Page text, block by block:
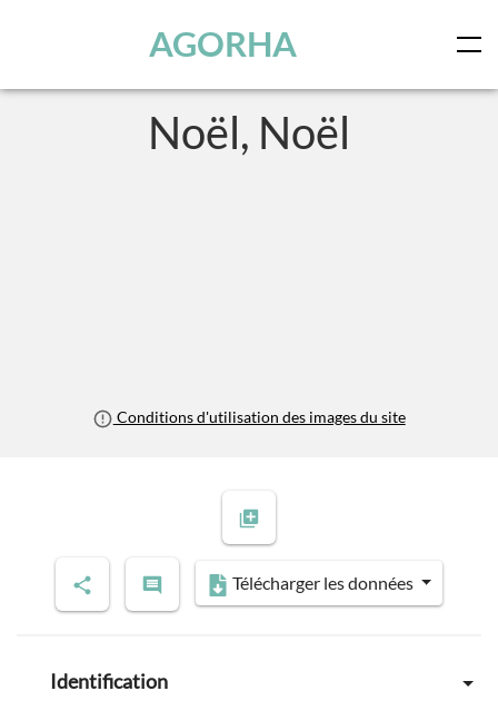
AGORHA
Noël, Noël
Conditions d'utilisation des images du site
Télécharger les données
Identification